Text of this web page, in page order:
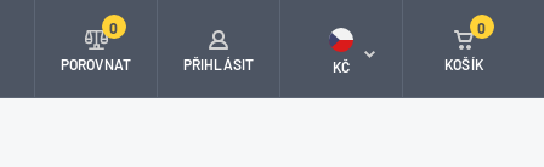
POROVNAT
0
PŘIHLÁSIT KČ KOŠÍK
0